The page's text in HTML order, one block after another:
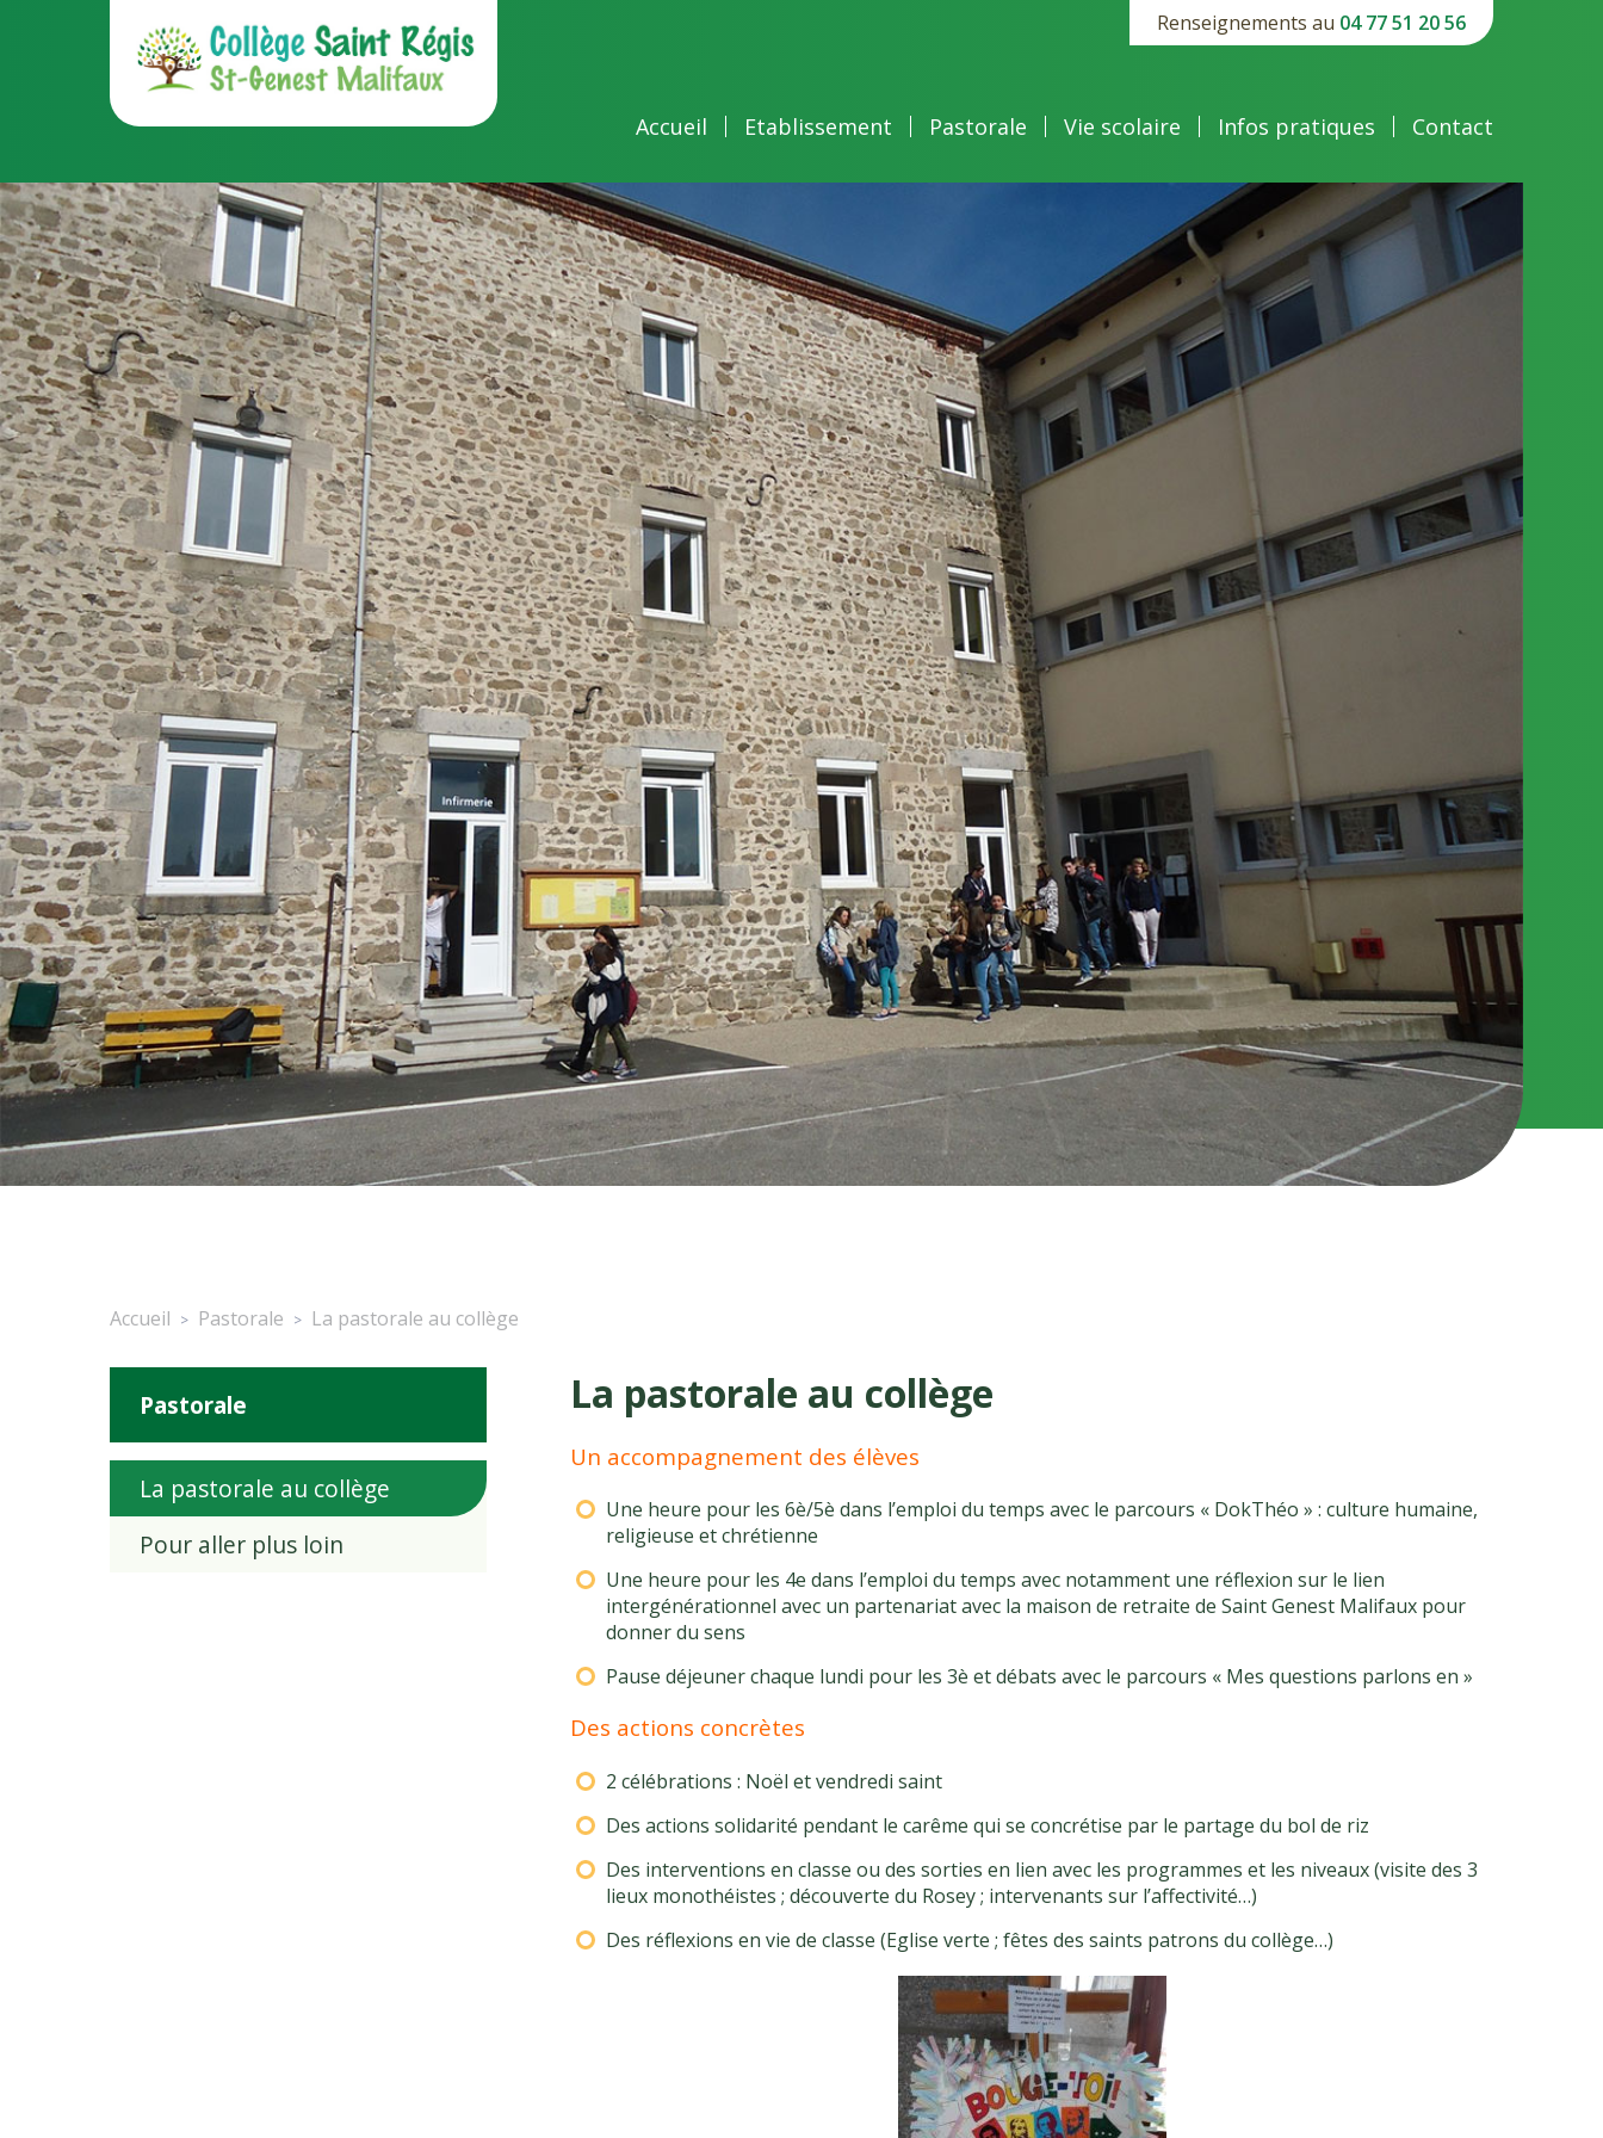
Renseignements au 04 77 51 20 56
Accueil Etablissement Pastorale Vie scolaire Infos pratiques Contact
Accueil > Pastorale > La pastorale au collège
Pastorale
La pastorale au collège
Pour aller plus loin
La pastorale au collège
Un accompagnement des élèves
Une heure pour les 6è/5è dans l’emploi du temps avec le parcours « DokThéo » : culture humaine,
religieuse et chrétienne
Une heure pour les 4e dans l’emploi du temps avec notamment une réflexion sur le lien
intergénérationnel avec un partenariat avec la maison de retraite de Saint Genest Malifaux pour
donner du sens
Pause déjeuner chaque lundi pour les 3è et débats avec le parcours « Mes questions parlons en »
Des actions concrètes
2 célébrations : Noël et vendredi saint
Des actions solidarité pendant le carême qui se concrétise par le partage du bol de riz
Des interventions en classe ou des sorties en lien avec les programmes et les niveaux (visite des 3
lieux monothéistes ; découverte du Rosey ; intervenants sur l’affectivité…)
Des réflexions en vie de classe (Eglise verte ; fêtes des saints patrons du collège…)